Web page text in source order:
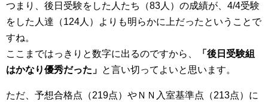
つまり、後日受験をした人たち（83人）の成績が、4/4受験
をした人達（124人）よりも明らかに上だったということで
すね。
ここまではっきりと数字に出るのですから、
「後日受験組
はかなり優秀だった」 と言い切ってよいと思います。
ただ、予想合格点（219点）やＮＮ入室基準点（213点）に